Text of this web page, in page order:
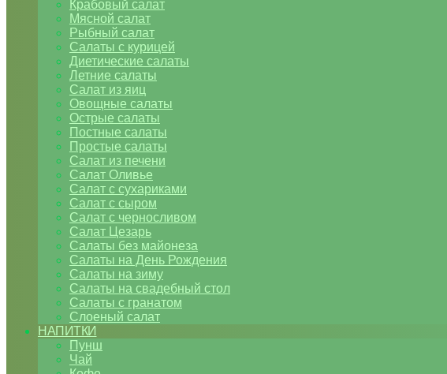
Крабовый салат
Мясной салат
Рыбный салат
Салаты с курицей
Диетические салаты
Летние салаты
Салат из яиц
Овощные салаты
Острые салаты
Постные салаты
Простые салаты
Салат из печени
Салат Оливье
Салат с сухариками
Салат с сыром
Салат с черносливом
Салат Цезарь
Салаты без майонеза
Салаты на День Рождения
Салаты на зиму
Салаты на свадебный стол
Салаты с гранатом
Слоеный салат
НАПИТКИ
Пунш
Чай